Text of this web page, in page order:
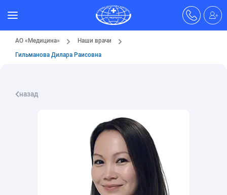
АО «Медицина»
Наши врачи
Гильманова Дилара Раисовна
назад